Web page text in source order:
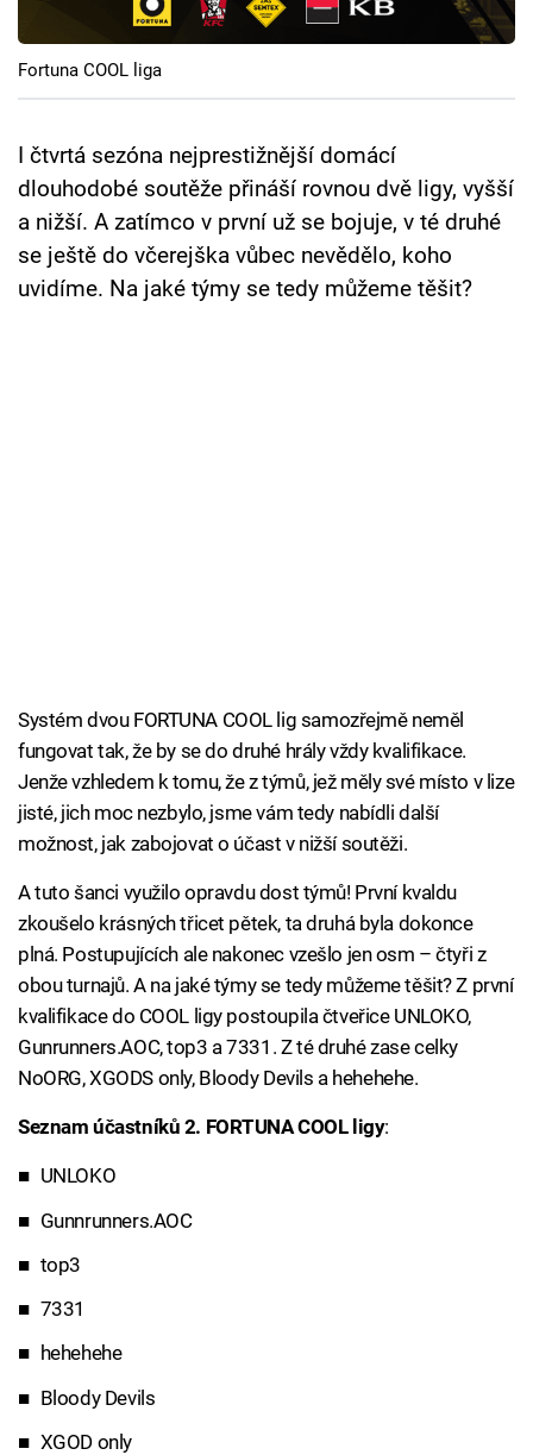
Cool Esport
Pořady
TV Program
Sledujte prima+
Fortuna COOL liga
I čtvrtá sezóna nejprestižnější domácí
dlouhodobé soutěže přináší rovnou dvě ligy, vyšší
a nižší. A zatímco v první už se bojuje, v té druhé
se ještě do včerejška vůbec nevědělo, koho
uvidíme. Na jaké týmy se tedy můžeme těšit?
Systém dvou FORTUNA COOL lig samozřejmě neměl
fungovat tak, že by se do druhé hrály vždy kvalifikace.
Jenže vzhledem k tomu, že z týmů, jež měly své místo v lize
jisté, jich moc nezbylo, jsme vám tedy nabídli další
možnost, jak zabojovat o účast v nižší soutěži.
A tuto šanci využilo opravdu dost týmů! První kvaldu
zkoušelo krásných třicet pětek, ta druhá byla dokonce
plná. Postupujících ale nakonec vzešlo jen osm – čtyři z
obou turnajů. A na jaké týmy se tedy můžeme těšit? Z první
kvalifikace do COOL ligy postoupila čtveřice UNLOKO,
Gunrunners.AOC, top3 a 7331. Z té druhé zase celky
NoORG, XGODS only, Bloody Devils a hehehehe.
Seznam účastníků 2. FORTUNA COOL ligy:
UNLOKO
Gunnrunners.AOC
top3
7331
hehehehe
Bloody Devils
XGOD only